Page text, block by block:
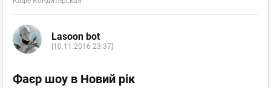
Lasoon bot
[10.11.2016 23:37]
Фаєр шоу в Новий рік